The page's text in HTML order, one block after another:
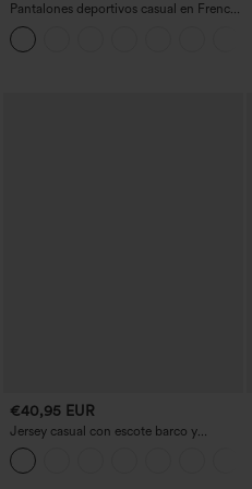
Pantalones deportivos casual en French
terry con estampado denim, tiro medio,
estilo jeans y bolsillos
€40,95 EUR
Jersey casual con escote barco y
mangas murciélago